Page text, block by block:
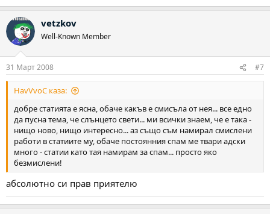
vetzkov
Well-Known Member
31 Март 2008 #7
HavVvoC каза:
добре статията е ясна, обаче какъв е смисъла от нея... все едно
да пусна тема, че слънцето свети... ми всички знаем, че е така -
нищо ново, нищо интересно... аз също съм намирал смислени
работи в статиите му, обаче постоянния спам ме твари адски
много - статии като тая намирам за спам... просто яко
безмислени!
абсолютно си прав приятелю